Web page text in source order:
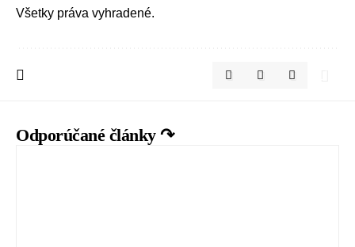
Všetky práva vyhradené.
Odporúčané články ↷